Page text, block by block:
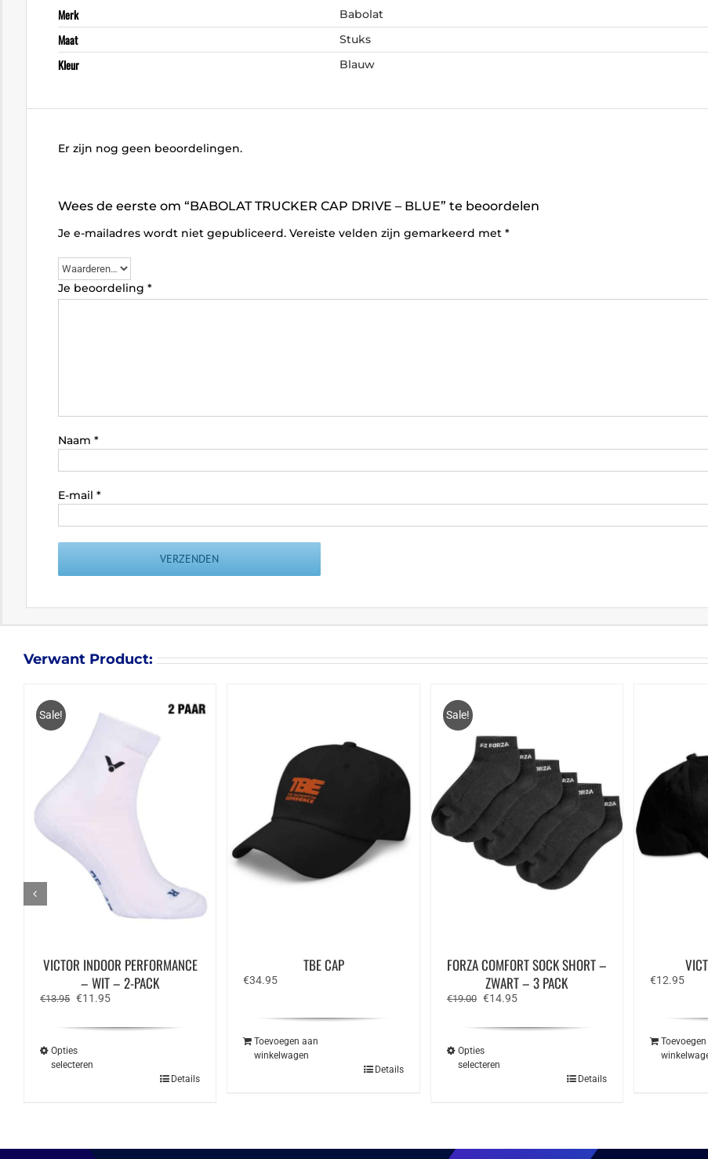
Merk Babolat
Maat Stuks
Kleur Blauw
Er zijn nog geen beoordelingen.
Wees de eerste om “BABOLAT TRUCKER CAP DRIVE – BLUE” te beoordelen
Je e-mailadres wordt niet gepubliceerd. Vereiste velden zijn gemarkeerd met *
Je beoordeling *
Naam *
E-mail *
Verwant Product:
Sale!
VICTOR INDOOR PERFORMANCE
– WIT – 2-PACK
€13.95 Oorspronkelijke
€11.95Huidige
Opties
selecteren
optie
Details
TBE CAP
€34.95
Toevoegen aan
winkelwagen
Details
Sale!
FORZA COMFORT SOCK SHORT –
ZWART – 3 PACK
€19.00 Oorspronkelijke
€14.95Huidige
Opties
selecteren
optie
Details
€12.95